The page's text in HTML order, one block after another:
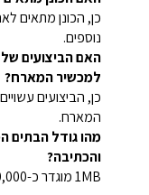
כן, הכונן מתאים
נוספים.
האם הביצועים של
למכשיר המארח?
כן, הביצועים
המארח.
מהו גודל הבתים
והכתיבה?
1MB מוגדר כ-1,000,000 בתים.